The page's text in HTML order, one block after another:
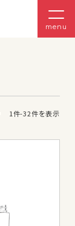
menu
1件-32件を表示